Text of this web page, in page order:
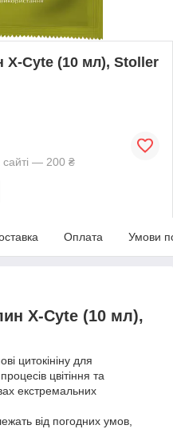
X-Cyte (10 мл), Stoller
сайті — 200 ₴
Оплата Умови
X-Cyte (10 мл),
цитокініну для
цвітіння та
екстремальних
від погодних умов,